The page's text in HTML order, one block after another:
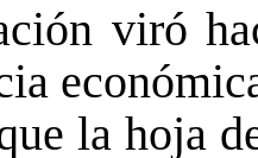
viró
la hoja